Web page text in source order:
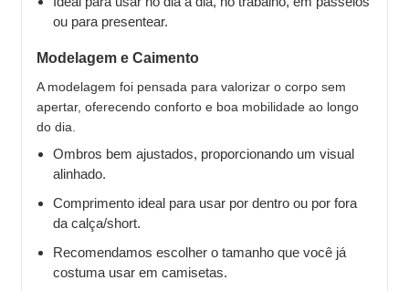
ou para presentear.
Modelagem e Caimento
A modelagem foi pensada para valorizar o corpo sem
apertar, oferecendo conforto e boa mobilidade ao longo
do dia.
Ombros bem ajustados, proporcionando um visual
alinhado.
Comprimento ideal para usar por dentro ou por fora
da calça/short.
Recomendamos escolher o tamanho que você já
costuma usar em camisetas.